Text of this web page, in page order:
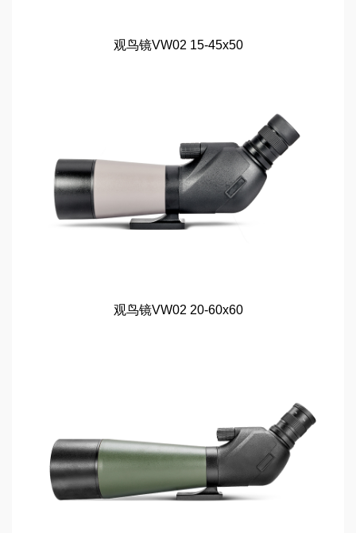
观鸟镜VW02 15-45x50
观鸟镜VW02 20-60x60